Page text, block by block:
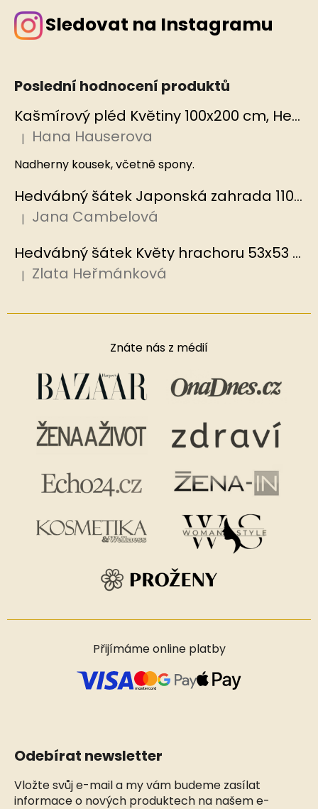
Sledovat na Instagramu
Poslední hodnocení produktů
Kašmírový pléd Květiny 100x200 cm, Hedvábný svět
Hodnocení produktu je 5 z 5 hvězdiček.
| Hana Hauserova
Nadherny kousek, včetně spony.
Hedvábný šátek Japonská zahrada 110x110 cm v dárkovém balení, HEDVÁBNÝ SVĚT
Hodnocení produktu je 5 z 5 hvězdiček.
| Jana Cambelová
Hedvábný šátek Květy hrachoru 53x53 cm v dárkovém balení, HEDVÁBNÝ SVĚT
Hodnocení produktu je 5 z 5 hvězdiček.
| Zlata Heřmánková
Znáte nás z médií
Přijímáme online platby
Odebírat newsletter
Vložte svůj e-mail a my vám budeme zasílat
informace o nových produktech na našem e-